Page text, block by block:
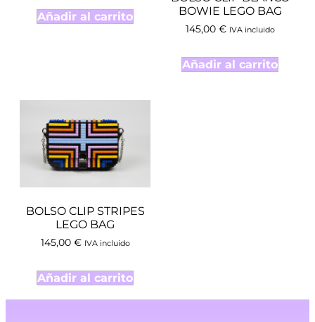
Añadir al carrito
BOWIE LEGO BAG
145,00 € IVA incluido
Añadir al carrito
BOLSO CLIP STRIPES
LEGO BAG
145,00 € IVA incluido
Añadir al carrito